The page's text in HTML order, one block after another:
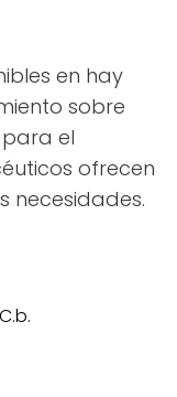
en hay
sobre
el
ofrecen